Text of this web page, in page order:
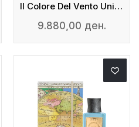
Il Colore Del Vento Unisex - Eau De Parfum
9.880,00 ден.